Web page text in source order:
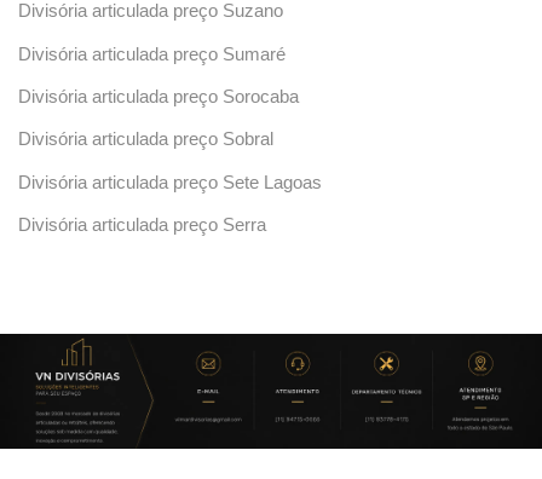
Divisória articulada preço Suzano
Divisória articulada preço Sumaré
Divisória articulada preço Sorocaba
Divisória articulada preço Sobral
Divisória articulada preço Sete Lagoas
Divisória articulada preço Serra